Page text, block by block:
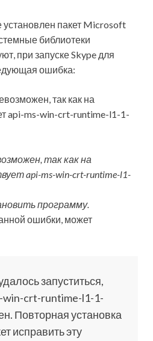
пакет Microsoft
библиотеки
при запуске Skype для
ошибка:
так как на
api-ms-win-crt-runtime-l1-
программу.
ошибки, может
запуститься,
win-crt-runtime-l1-1-
Повторная установка
исправить эту